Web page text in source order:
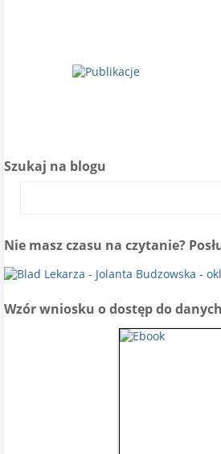
Szukaj na blogu
Nie masz czasu na czytanie?
Wzór wniosku o dostęp do